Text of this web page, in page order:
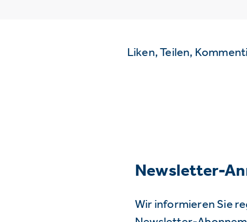
Liken, Teilen,
Newsletter-
Wir informieren Sie